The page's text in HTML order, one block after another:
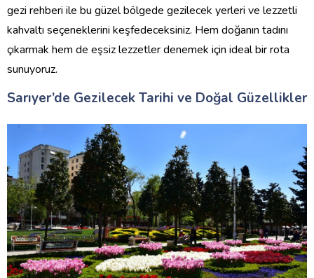
gezi rehberi ile bu güzel bölgede gezilecek yerleri ve lezzetli
kahvaltı seçeneklerini keşfedeceksiniz. Hem doğanın tadını
çıkarmak hem de eşsiz lezzetler denemek için ideal bir rota
sunuyoruz.
Sarıyer’de Gezilecek Tarihi ve Doğal Güzellikler